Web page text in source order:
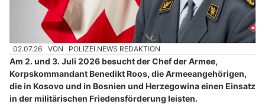
02.07.26 VON POLIZEI.NEWS REDAKTION
Am 2. und 3. Juli 2026 besucht der Chef der Armee,
Korpskommandant Benedikt Roos, die Armeeangehörigen,
die in Kosovo und in Bosnien und Herzegowina einen Einsatz
in der militärischen Friedensförderung leisten.